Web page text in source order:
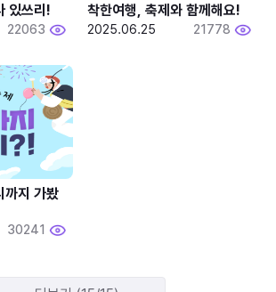
있쓰리!
22063
착한여행, 축제와 함께해요!
2025.06.25 21778
까지 가봤
30241